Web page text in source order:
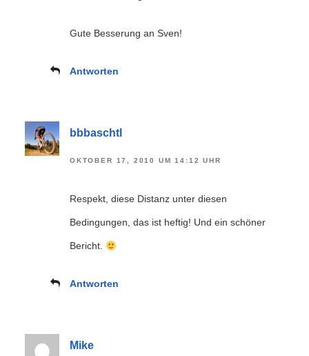
Gute Besserung an Sven!
Antworten
bbbaschtl
OKTOBER 17, 2010 UM 14:12 UHR
Respekt, diese Distanz unter diesen
Bedingungen, das ist heftig! Und ein schöner
Bericht.
Antworten
Mike